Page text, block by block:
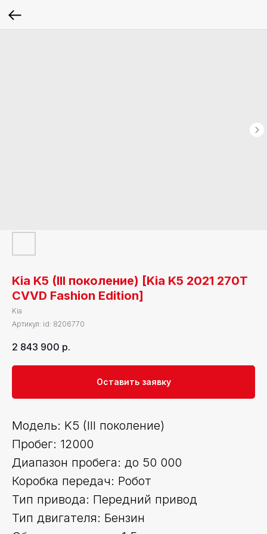
Kia K5 (III поколение) [Kia K5 2021 270T
CVVD Fashion Edition]
Kia
Артикул: id: 8206770
2 843 900 р.
Оставить заявку
Модель: K5 (III поколение)
Пробег: 12000
Диапазон пробега: до 50 000
Коробка передач: Робот
Тип привода: Передний привод
Тип двигателя: Бензин